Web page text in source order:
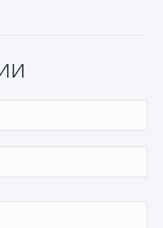
награды For